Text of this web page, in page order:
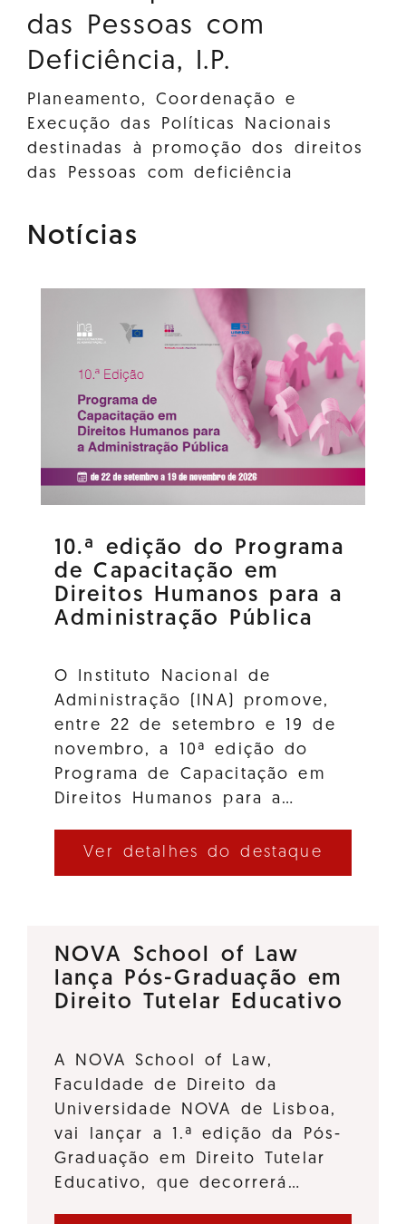
das Pessoas com
Deficiência, I.P.
Planeamento, Coordenação e
Execução das Políticas Nacionais
destinadas à promoção dos direitos
das Pessoas com deficiência
Notícias
10.ª edição do Programa
de Capacitação em
Direitos Humanos para a
Administração Pública
O Instituto Nacional de
Administração (INA) promove,
entre 22 de setembro e 19 de
novembro, a 10ª edição do
Programa de Capacitação em
Direitos Humanos para a…
Ver detalhes do destaque
NOVA School of Law
lança Pós-Graduação em
Direito Tutelar Educativo
A NOVA School of Law,
Faculdade de Direito da
Universidade NOVA de Lisboa,
vai lançar a 1.ª edição da Pós-
Graduação em Direito Tutelar
Educativo, que decorrerá…